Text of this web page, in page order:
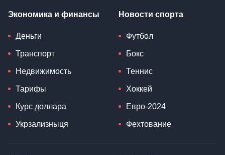
Экономика и финансы
Деньги
Транспорт
Недвижимость
Тарифы
Курс доллара
Укрзализныця
Новости спорта
Футбол
Бокс
Теннис
Хоккей
Евро-2024
Фехтование